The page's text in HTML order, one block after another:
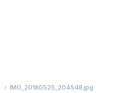
IMG_20180525_204548.jpg